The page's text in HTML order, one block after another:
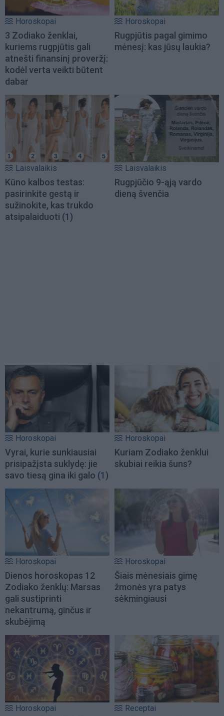
Horoskopai
3 Zodiako ženklai,
kuriems rugpjūtis gali
atnešti finansinį proveržį:
kodėl verta veikti būtent
dabar
Horoskopai
Rugpjūtis pagal gimimo
mėnesį: kas jūsų laukia?
Laisvalaikis
Kūno kalbos testas:
pasirinkite gestą ir
sužinokite, kas trukdo
atsipalaiduoti (1)
Laisvalaikis
Rugpjūčio 9-ąją vardo
dieną švenčia
Horoskopai
Vyrai, kurie sunkiausiai
prisipažįsta suklydę: jie
savo tiesą gina iki galo (1)
Horoskopai
Kuriam Zodiako ženklui
skubiai reikia šuns?
Horoskopai
Dienos horoskopas 12
Zodiako ženklų: Marsas
gali sustiprinti
nekantrumą, ginčus ir
skubėjimą
Horoskopai
Šiais mėnesiais gimę
žmonės yra patys
sėkmingiausi
Horoskopai Receptai